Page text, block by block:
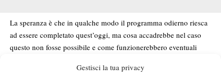
Gestisci la tua privacy
La speranza è che in qualche modo il programma odierno riesca
ad essere completato quest’oggi, ma cosa accadrebbe nel caso
questo non fosse possibile e come funzionerebbero eventuali
detto, dato che siamo a venerdì e la finale è prevista per